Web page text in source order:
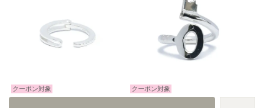
クーポン対象 クーポン対象